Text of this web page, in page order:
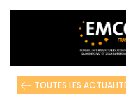
TOUTES LES